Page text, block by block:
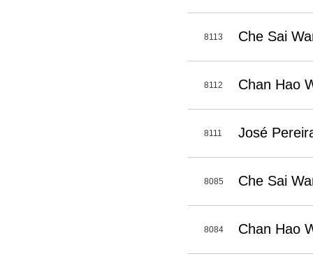
8113 Che Sai
8112 Chan Hao
8111 José
8085 Che Sai
8084 Chan Hao